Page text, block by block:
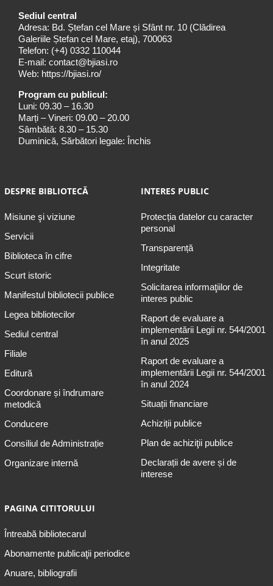
Sediul central
Adresa: Bd. Ștefan cel Mare și Sfânt nr. 10 (Clădirea
Galeriile Ștefan cel Mare, etaj), 700063
Telefon: (+4) 0332 110044
E-mail: contact@bjiasi.ro
Web: https://bjiasi.ro/
Program cu publicul:
Luni: 09.30 – 16.30
Marți – Vineri: 09.00 – 20.00
Sâmbătă: 8.30 – 15.30
Duminică, Sărbători legale: Închis
DESPRE BIBLIOTECĂ
Misiune şi viziune
Servicii
Biblioteca în cifre
Scurt istoric
Manifestul bibliotecii publice
Legea bibliotecilor
Sediul central
Filiale
Editură
Coordonare și îndrumare
metodică
Conducere
Consiliul de Administrație
Organizare internă
INTERES PUBLIC
Protecția datelor cu caracter
personal
Transparență
Integritate
Solicitarea informaţiilor de
interes public
Raport de evaluare a
implementării Legii nr. 544/2001
în anul 2025
Raport de evaluare a
implementării Legii nr. 544/2001
în anul 2024
Situații financiare
Achiziții publice
Plan de achiziţii publice
Declarații de avere și de
interese
PAGINA CITITORULUI
Întreabă bibliotecarul
Abonamente publicaţii periodice
Anuare, bibliografii